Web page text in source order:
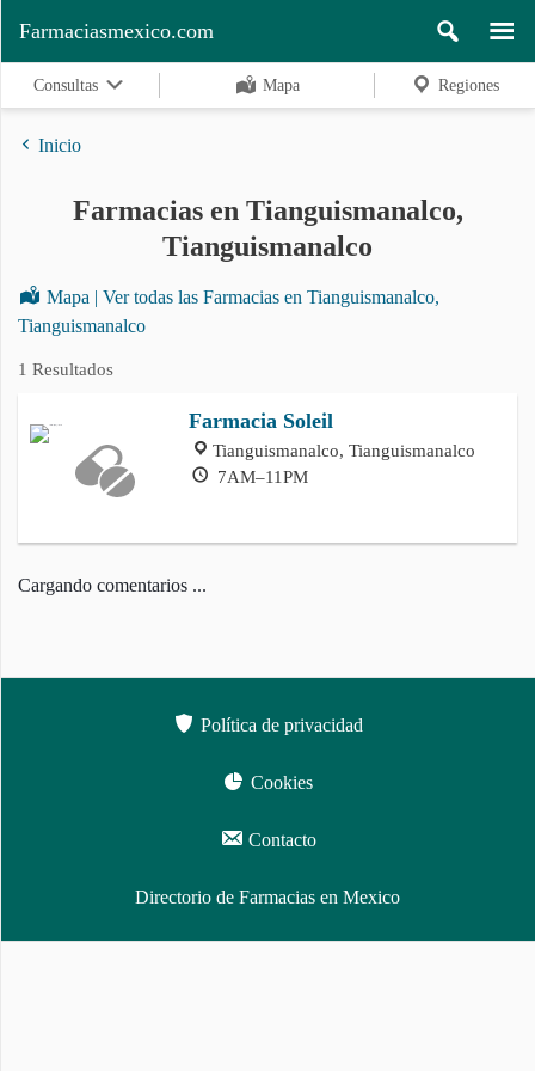
Regiones
Farmaciasmexico.com
Consultas Mapa Regiones
Inicio
Farmacias en Tianguismanalco,
Tianguismanalco
Mapa | Ver todas las Farmacias en Tianguismanalco,
Tianguismanalco
1 Resultados
Farmacia Soleil
Tianguismanalco, Tianguismanalco
7AM–11PM